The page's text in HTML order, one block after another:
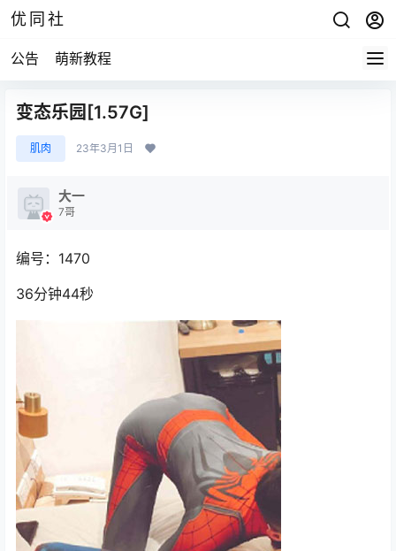
优同社
公告 萌新教程
变态乐园[1.57G]
肌肉 23年3月1日
大一
7哥
编号：1470
36分钟44秒